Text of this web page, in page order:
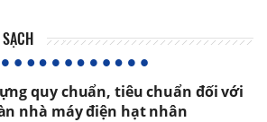
quy chuẩn, tiêu chuẩn đối với
nhà máy điện hạt nhân